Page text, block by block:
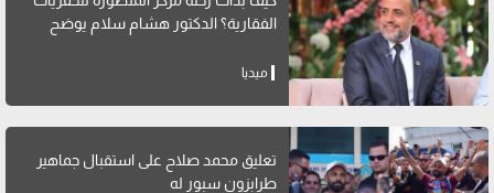
الفقارية؟ الدكتور هشام سلام يوضح
ميديا
تعليق محمد صلاح على استقبال جماهير
طرابزون سبور له